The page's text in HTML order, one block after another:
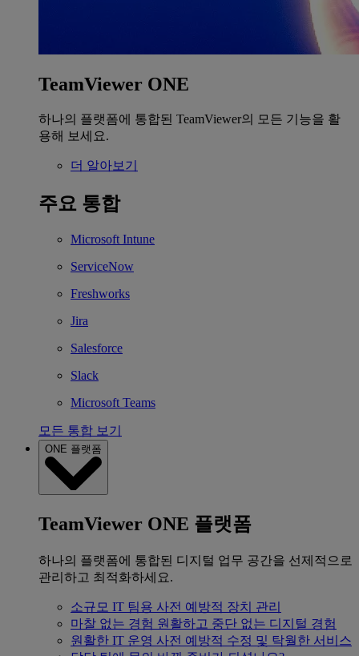
TeamViewer ONE
하나의 플랫폼에 통합된 TeamViewer의 모든 기능을 활
용해 보세요.
더 알아보기
주요 통합
Microsoft Intune
ServiceNow
Freshworks
Jira
Salesforce
Slack
Microsoft Teams
모든 통합 보기
ONE 플랫폼
TeamViewer ONE 플랫폼
하나의 플랫폼에 통합된 디지털 업무 공간을 선제적으로
관리하고 최적화하세요.
소규모 IT 팀용 사전 예방적 장치 관리
마찰 없는 경험 원활하고 중단 없는 디지털 경험
원활한 IT 운영 사전 예방적 수정 및 탁월한 서비스